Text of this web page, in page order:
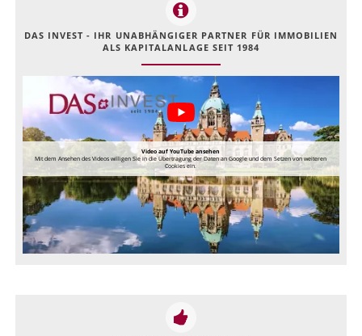
DAS INVEST - IHR UNABHÄNGIGER PARTNER FÜR IMMOBILIEN
ALS KAPITALANLAGE SEIT 1984
Video auf YouTube ansehen
Mit dem Ansehen des Videos willigen Sie in die Übertragung der Daten an Google und dem Setzen von weiteren
Cookies ein.